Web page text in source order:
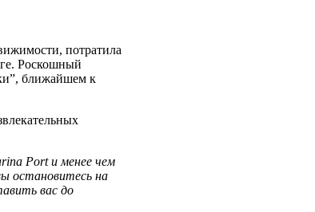
потратила
Роскошный
ближайшем к
Port и менее чем
остановитесь на
вас до